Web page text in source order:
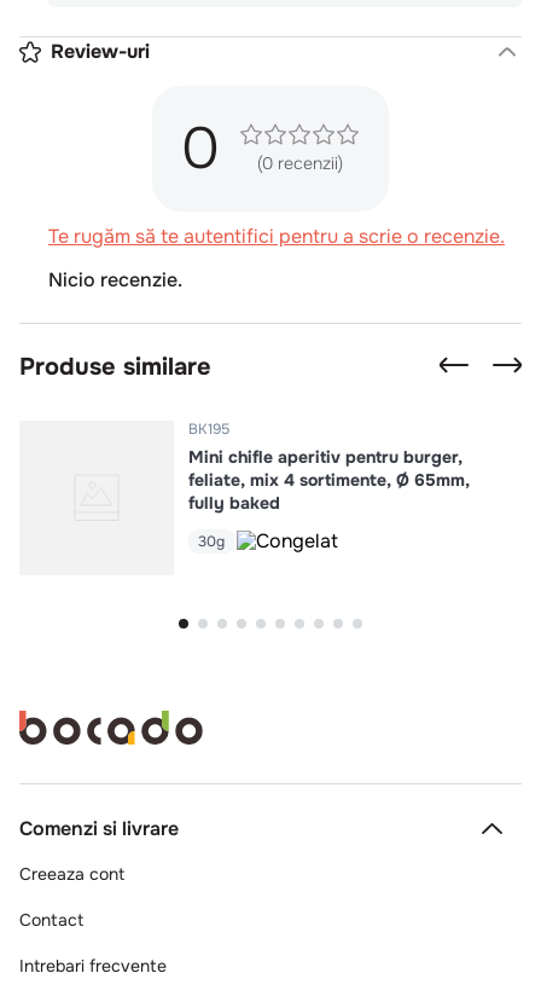
Review-uri
0 (0 recenzii)
Te rugăm să te autentifici pentru a scrie o recenzie.
Nicio recenzie.
Produse similare
BK195
Mini chifle aperitiv pentru burger,
feliate, mix 4 sortimente, Ø 65mm,
fully baked
30g
Comenzi si livrare
Creeaza cont
Contact
Intrebari frecvente